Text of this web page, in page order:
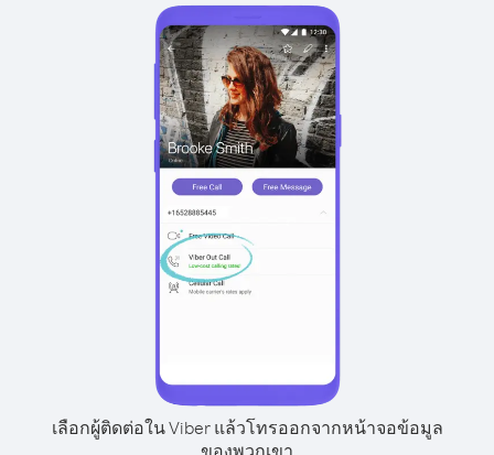
เลือกผู้ติดต่อใน Viber แล้วโทรออกจากหน้าจอข้อมูล
ของพวกเขา